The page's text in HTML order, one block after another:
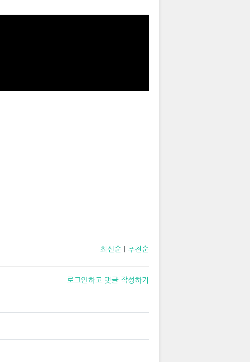
최신순 추천순
로그인하고 댓글 작성하기